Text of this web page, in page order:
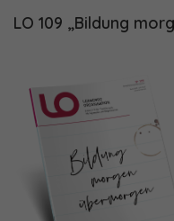
LO 109 „Bildung